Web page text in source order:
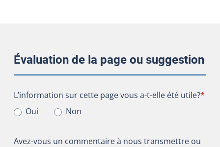
Évaluation de la page ou suggestion
L’information sur cette page vous a-t-elle été utile?
L’information sur cette page vous a-t-elle été utile?*
Oui
Non
Avez-vous un commentaire à nous transmettre ou